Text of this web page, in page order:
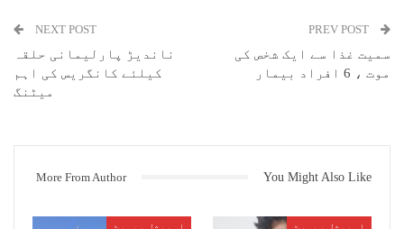
پر تحصیل آفس ناندیڑ میں صبح گیارہ بجے ایک تقریب کا اہتمام کیا جارہا
موقع پر ضلع گاہک منچ کے صدر کشور کماردیوسرکر‘ ممبر رویندر بلولی کر‘
کویتا دیشمکھ‘ بی ڈی جوشی‘ و دیگر موجود رہیں گے۔ تحصیل آفس کے میٹنگ
ہال میں ہونے والے اس پروگرام میں کثیر تعداد میں لوگوں سے شرکت کی
سمیت غذا سے ایک شخص کی
موت ، 6 افراد بیمار
NEXT POST
ناندیڑ پارلیمانی حلقہ
کیلئے کانگریس کی اہم
میٹنگ
You Might Also Like
More From Author